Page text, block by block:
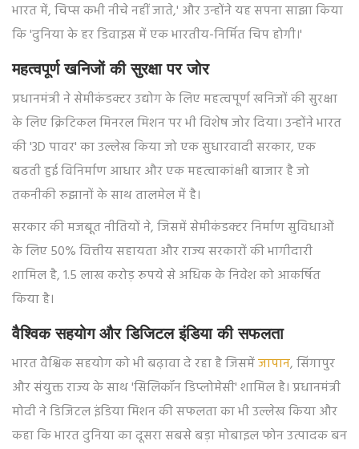
भारत में, चिप्स कभी नीचे नहीं जाते,' और उन्होंने यह सपना साझा किया
कि 'दुनिया के हर डिवाइस में एक भारतीय-निर्मित चिप होगी।'
महत्वपूर्ण खनिजों की सुरक्षा पर जोर
प्रधानमंत्री ने सेमीकंडक्टर उद्योग के लिए महत्वपूर्ण खनिजों की सुरक्षा
के लिए क्रिटिकल मिनरल मिशन पर भी विशेष जोर दिया। उन्होंने भारत
की '3D पावर' का उल्लेख किया जो एक सुधारवादी सरकार, एक
बढती हुई विनिर्माण आधार और एक महत्वाकांक्षी बाजार है जो
तकनीकी रुझानों के साथ तालमेल में है।
सरकार की मजबूत नीतियों ने, जिसमें सेमीकंडक्टर निर्माण सुविधाओं
के लिए 50% वित्तीय सहायता और राज्य सरकारों की भागीदारी
शामिल है, 1.5 लाख करोड़ रुपये से अधिक के निवेश को आकर्षित
किया है।
वैश्विक सहयोग और डिजिटल इंडिया की सफलता
भारत वैश्विक सहयोग को भी बढ़ावा दे रहा है जिसमेंजापान, सिंगापुर
और संयुक्त राज्य के साथ 'सिलिकॉन डिप्लोमेसी' शामिल है। प्रधानमंत्री
मोदी ने डिजिटल इंडिया मिशन की सफलता का भी उल्लेख किया और
कहा कि भारत दुनिया का दूसरा सबसे बड़ा मोबाइल फोन उत्पादक बन